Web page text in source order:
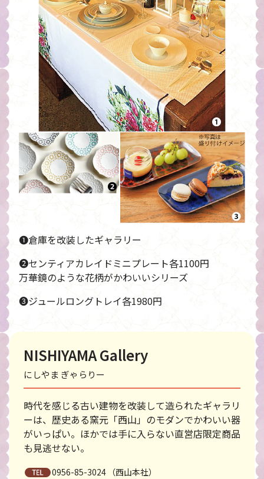
❶倉庫を改装したギャラリー
❷センティアカレイドミニプレート各1100円
万華鏡のような花柄がかわいいシリーズ
❸ジュールロングトレイ各1980円
NISHIYAMA Gallery
にしやま ぎゃらりー
時代を感じる古い建物を改装して造られたギャラリ
ーは、歴史ある窯元「西山」のモダンでかわいい器
がいっぱい。ほかでは手に入らない直営店限定商品
も見逃せない。
0956-85-3024 （西山本社）